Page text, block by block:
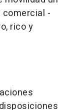
comercial -
rico y